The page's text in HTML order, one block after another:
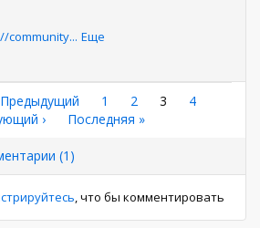
community... Еще
Предыдущий Страница
1 Страница
2
Текущая
3 Страница
4
›
Последняя
Последняя »
(1)
, что бы комментировать